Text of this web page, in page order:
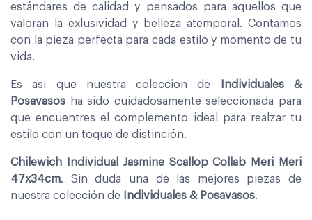
estándares de calidad y pensados para aquellos que
valoran la exlusividad y belleza atemporal. Contamos
con la pieza perfecta para cada estilo y momento de tu
vida.
Es asi que nuestra coleccion de
Individuales &
Posavasos ha sido cuidadosamente seleccionada para
que encuentres el complemento ideal para realzar tu
estilo con un toque de distinción.
Chilewich Individual Jasmine Scallop Collab Meri Meri
47x34cm. Sin duda una de las mejores piezas de
nuestra colección de
Individuales & Posavasos.